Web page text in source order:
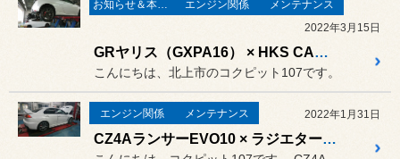
お知らせ＆本日の出来事 エンジン関係
メンテナンス
2022年3月15日
GRヤリス（GXPA16） × HKS CARBON RACING SUCTION × ギアオイル交換
こんにちは、北上市のコクピット107です。
エンジン関係 メンテナンス 2022年1月31日
CZ4AランサーEVO10 × ラジエター交換